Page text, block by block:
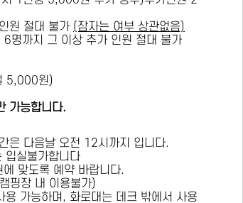
원 절대 불가 (잠자는 여부 상관없음)
6명까지 그 이상 추가 인원 절대 불가
5,000원)
가능합니다.
은 다음날 오전 12시까지 입니다.
실불가합니다
맞도록 예약 바랍니다.
핑장 내 이용불가)
가능하며, 화로대는 데크 밖에서 사용